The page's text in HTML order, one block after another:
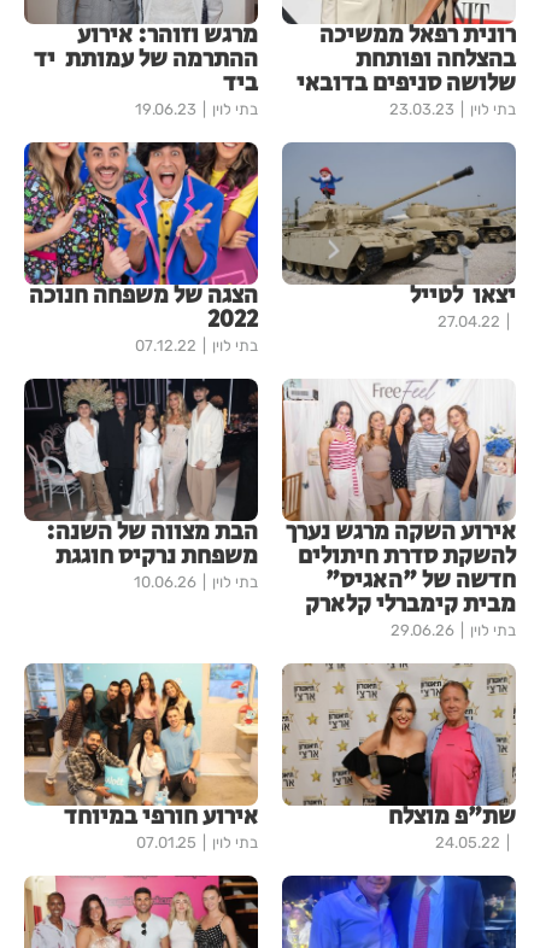
רונית רפאל ממשיכה
בהצלחה ופותחת
שלושה סניפים בדובאי
בתי לוין 23.03.23
מרגש וזוהר: אירוע
ההתרמה של עמותת יד
ביד
בתי לוין 19.06.23
יצאו לטייל
27.04.22
הצגה של משפחה חנוכה
2022
בתי לוין 07.12.22
אירוע השקה מרגש נערך
להשקת סדרת חיתולים
חדשה של "האגיס"
מבית קימברלי קלארק
בתי לוין 29.06.26
הבת מצווה של השנה:
משפחת נרקיס חוגגת
בתי לוין 10.06.26
שת"פ מוצלח
24.05.22
אירוע חורפי במיוחד
בתי לוין 07.01.25